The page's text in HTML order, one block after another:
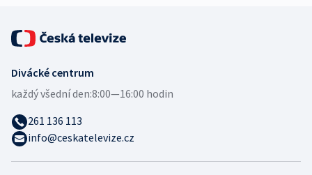
Divácké centrum
každý všední den:8:00—16:00 hodin
261 136 113
info@ceskatelevize.cz